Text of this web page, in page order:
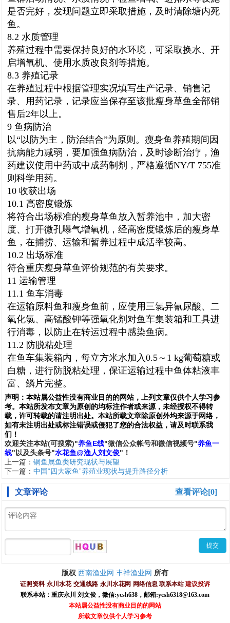
是否完好，发现问题立即采取措施，及时清除塘内死
鱼。
8.2 水质管理
养殖过程中需要保持良好的水环境，可采取换水、开
启增氧机、使用水质改良剂等措施。
8.3 养殖记录
在养殖过程中根据管理实况填写生产记录、销售记
录、用药记录，记录应当保存至该批瘦身草鱼全部销
售后2年以上。
9 鱼病防治
以“以防为主，防治结合”为原则。瘦身鱼养殖期间因
抗病能力减弱，要加强鱼病防治，及时诊断治疗，渔
药建议使用中药或中成药制剂，严格遵循NY/T 755准
则科学用药。
10 收获出场
10.1 高密度锻炼
将符合出场标准的瘦身草鱼放入暂养池中，加大密
度、打开微孔曝气增氧机，经高密度锻炼后的瘦身草
鱼，在捕捞、运输和暂养过程中成活率较高。
10.2 出场标准
符合重庆瘦身草鱼评价规范的有关要求。
11 运输管理
11.1 鱼车消毒
在运输原料鱼和瘦身鱼前，应使用三氯异氰尿酸、二
氧化氯、高锰酸钾等强氧化剂对鱼车集装箱和工具进
行消毒，以防止在转运过程中感染鱼病。
11.2 防脱粘处理
在鱼车集装箱内，每立方米水加入0.5～1 kg葡萄糖或
白糖，进行防脱粘处理，保证运输过程中鱼体粘液丰
富、鳞片完整。
声明： 本站属公益性没有商业目的的网站，上列文章仅供个人学习参
考。本站所发布文章为原创的均标注作者或来源，未经授权不得转
载，许可转载的请注明出处。本站所载文章除原创外均来源于网络，
如有未注明出处或标注错误或侵犯了您的合法权益，请及时联系我
们 ！
欢迎关注本站(可搜索)"养鱼E线"微信公众帐号和微信视频号"养鱼一
线" 以及头条号"水花鱼@渔人刘文俊"！
上一篇： 铜鱼属鱼类研究现状与展望
下一篇： 中国“四大家鱼”养殖业现状与提升路径分析
查看评论[0]
文章评论
版权 西南渔业网 丰祥渔业网 所有
证照资料 永川水花 交通线路 永川水花网 网络信息 联系本站 建议投诉
联系本站：重庆永川 刘文俊， 微信:ycsh638 ， 邮箱:ycsh6318@163.com
本站属公益性没有商业目的的网站
所载文章仅供个人学习参考